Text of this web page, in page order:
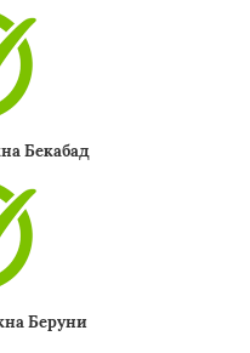
Бекабад
Беруни